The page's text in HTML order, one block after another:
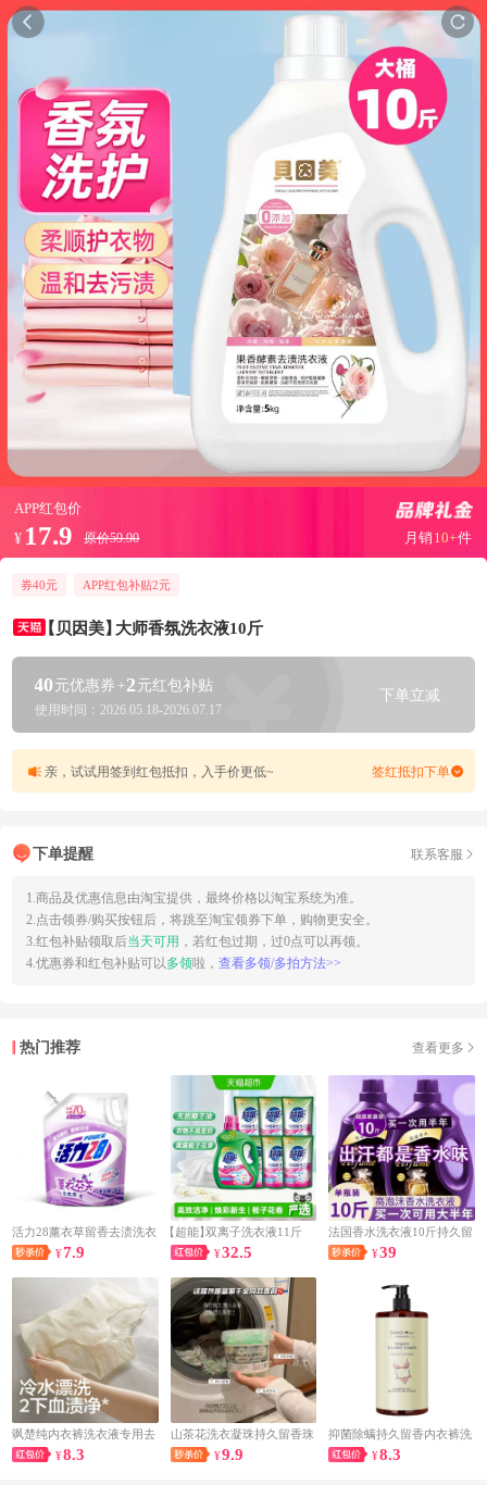
APP红包价
¥ 17.9 原价59.90 月销 10+件
券40元 APP红包补贴2元
【贝因美】大师香氛洗衣液10斤
40 元优惠券 +2 元红包补贴
使用时间：2026.05.18-2026.07.17
下单立减
亲，试试用签到红包抵扣，入手价更低~ 签红抵扣下单
下单提醒 联系客服
1.商品及优惠信息由淘宝提供，最终价格以淘宝系统为准。
2.点击领券/购买按钮后，将跳至淘宝领券下单，购物更安全。
3.红包补贴领取后当天可用 ，若红包过期，过0点可以再领。
4.优惠券和红包补贴可以多领啦， 查看多领/多拍方法>>
热门推荐 查看更多
活力28薰衣草留香去渍洗衣
液
¥7.9
【超能】双离子洗衣液11斤
¥32.5
法国香水洗衣液10斤持久留
香72小时深层洁净除污渍洗
¥39
飒楚纯内衣裤洗衣液专用去
血渍去黄渍污渍抑菌除螨男
¥8.3
山茶花洗衣凝珠持久留香珠
五合一深层洁净强力去污洗
¥9.9
抑菌除螨持久留香内衣裤洗
衣液
¥8.3